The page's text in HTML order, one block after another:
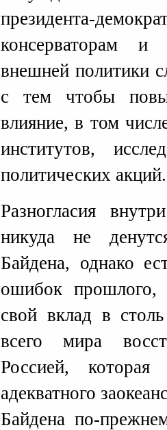
президента-
консерваторам и
внешней политики
с тем чтобы
влияние, в том
институтов,
политических акций.
Разногласия
никуда не
Байдена, однако
ошибок прошлого,
свой вклад в
всего мира
Россией, которая
адекватного
Байдена по-